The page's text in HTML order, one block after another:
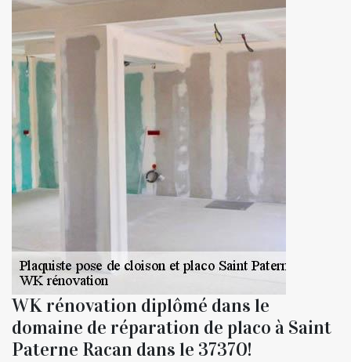
WK rénovation diplômé dans le
domaine de réparation de placo à Saint
Paterne Racan dans le 37370!